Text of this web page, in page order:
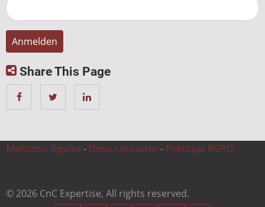
Share This Page
Mentions légales - Nous contacter - Politique RGPD
© 2026 CnC Expertise, All rights reserved.